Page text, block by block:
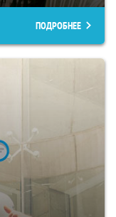
ПОДРОБНЕЕ